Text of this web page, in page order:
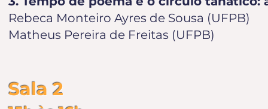
Rebeca Monteiro Ayres de Sousa (UFPB)
Matheus Pereira de Freitas (UFPB)
Sala 2